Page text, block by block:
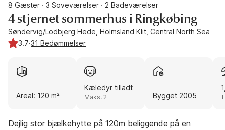
8 Gæster · 3 Soveværelser · 2 Badeværelser
4 stjernet sommerhus i Ringkøbing
Søndervig/Lodbjerg Hede, Holmsland Klit, Central North Sea
3.7·31 Bedømmelser
Areal: 120 m²
Kæledyr tilladt
Maks. 2 Bygget 2005
Dejlig stor bjælkehytte på 120m beliggende på en